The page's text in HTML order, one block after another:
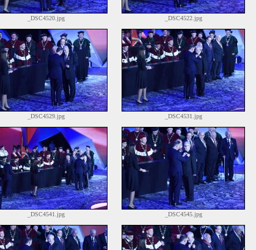
_DSC4520.jpg _DSC4522.jpg
_DSC4529.jpg _DSC4531.jpg
_DSC4541.jpg _DSC4545.jpg